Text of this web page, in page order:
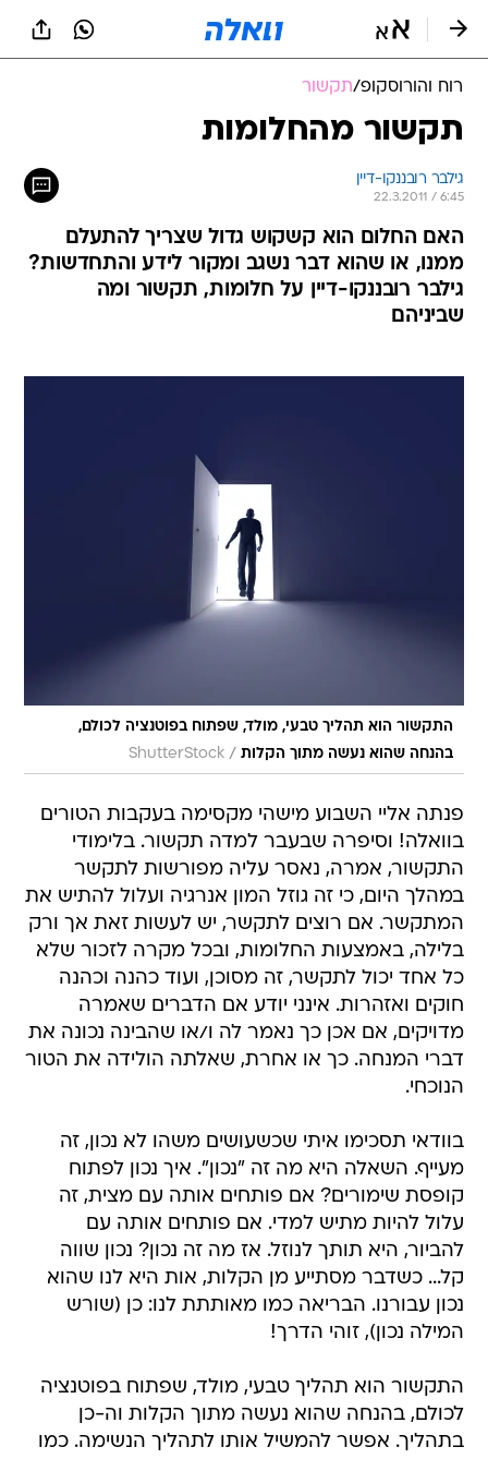
רוח והורוסקופ/תקשור
תקשור מהחלומות
גילבר רובננקו-דיין
22.3.2011 / 6:45
האם החלום הוא קשקוש גדול שצריך להתעלם
ממנו, או שהוא דבר נשגב ומקור לידע והתחדשות?
גילבר רובננקו-דיין על חלומות, תקשור ומה
שביניהם
התקשור הוא תהליך טבעי, מולד, שפתוח בפוטנציה לכולם,
בהנחה שהוא נעשה מתוך הקלות /
ShutterStock
פנתה אליי השבוע מישהי מקסימה בעקבות הטורים
בוואלה! וסיפרה שבעבר למדה תקשור. בלימודי
התקשור, אמרה, נאסר עליה מפורשות לתקשר
במהלך היום, כי זה גוזל המון אנרגיה ועלול להתיש את
המתקשר. אם רוצים לתקשר, יש לעשות זאת אך ורק
בלילה, באמצעות החלומות, ובכל מקרה לזכור שלא
כל אחד יכול לתקשר, זה מסוכן, ועוד כהנה וכהנה
חוקים ואזהרות. אינני יודע אם הדברים שאמרה
מדויקים, אם אכן כך נאמר לה ו/או שהבינה נכונה את
דברי המנחה. כך או אחרת, שאלתה הולידה את הטור
הנוכחי.
בוודאי תסכימו איתי שכשעושים משהו לא נכון, זה
מעייף. השאלה היא מה זה "נכון". איך נכון לפתוח
קופסת שימורים? אם פותחים אותה עם מצית, זה
עלול להיות מתיש למדי. אם פותחים אותה עם
להביור, היא תותך לנוזל. אז מה זה נכון? נכון שווה
קל... כשדבר מסתייע מן הקלות, אות היא לנו שהוא
נכון עבורנו. הבריאה כמו מאותתת לנו: כן (שורש
המילה נכון), זוהי הדרך!
התקשור הוא תהליך טבעי, מולד, שפתוח בפוטנציה
לכולם, בהנחה שהוא נעשה מתוך הקלות וה-כן
בתהליך. אפשר להמשיל אותו לתהליך הנשימה. כמו